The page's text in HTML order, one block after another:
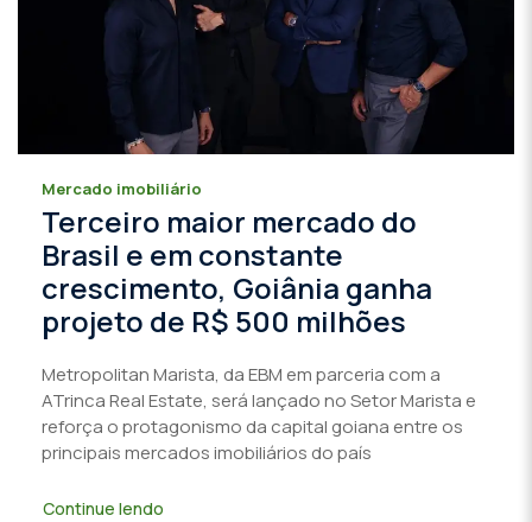
Mercado imobiliário
Terceiro maior mercado do
Brasil e em constante
crescimento, Goiânia ganha
projeto de R$ 500 milhões
Metropolitan Marista, da EBM em parceria com a
ATrinca Real Estate, será lançado no Setor Marista e
reforça o protagonismo da capital goiana entre os
principais mercados imobiliários do país
Continue lendo